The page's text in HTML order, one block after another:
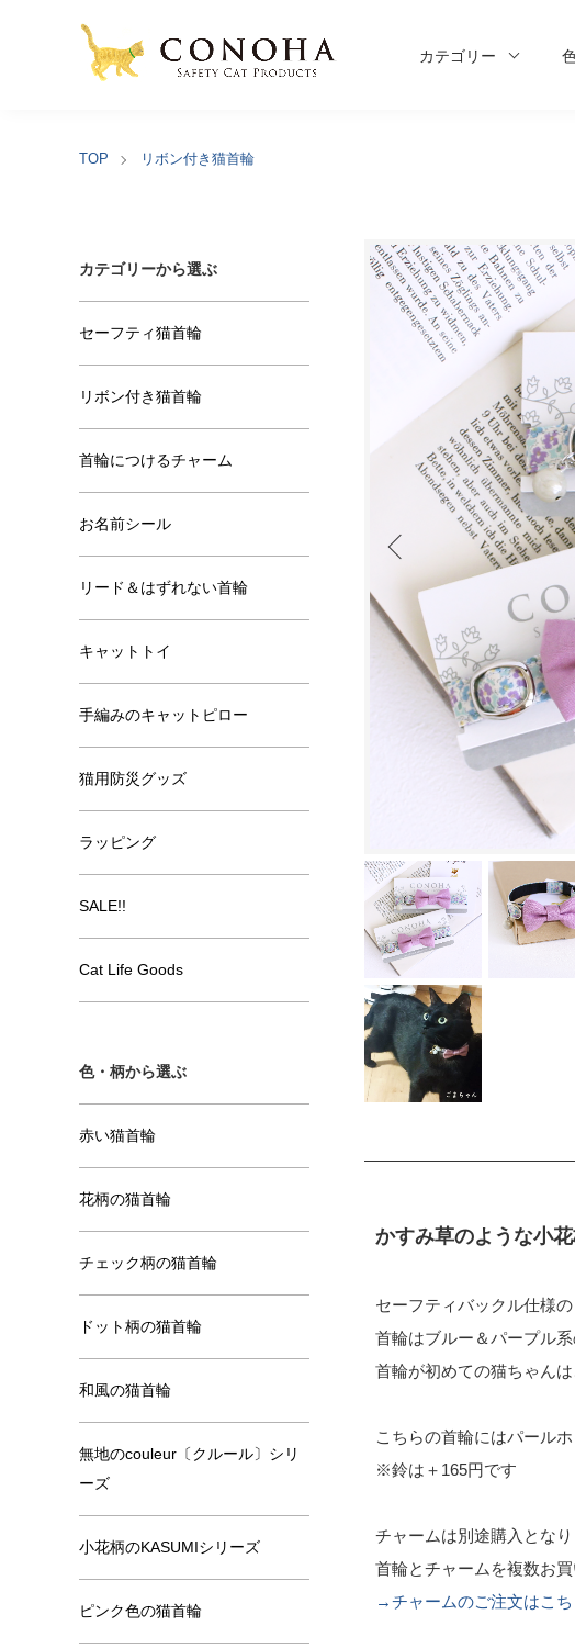
カテゴリー
TOP リボン付き猫首輪
かすみ草のような小
セーフティバックル仕様
首輪はブルー＆パープル
首輪が初めての猫ちゃん
こちらの首輪にはパール
※鈴は＋165円です
チャームは別途購入となり
首輪とチャームを複数お
→チャームのご注文はこち
カテゴリーから選ぶ
セーフティ猫首輪
リボン付き猫首輪
首輪につけるチャーム
お名前シール
リード＆はずれない首輪
キャットトイ
手編みのキャットピロー
猫用防災グッズ
ラッピング
SALE!!
Cat Life Goods
色・柄から選ぶ
赤い猫首輪
花柄の猫首輪
チェック柄の猫首輪
ドット柄の猫首輪
和風の猫首輪
無地のcouleur〔クルール〕シリ
ーズ
小花柄のKASUMIシリーズ
ピンク色の猫首輪